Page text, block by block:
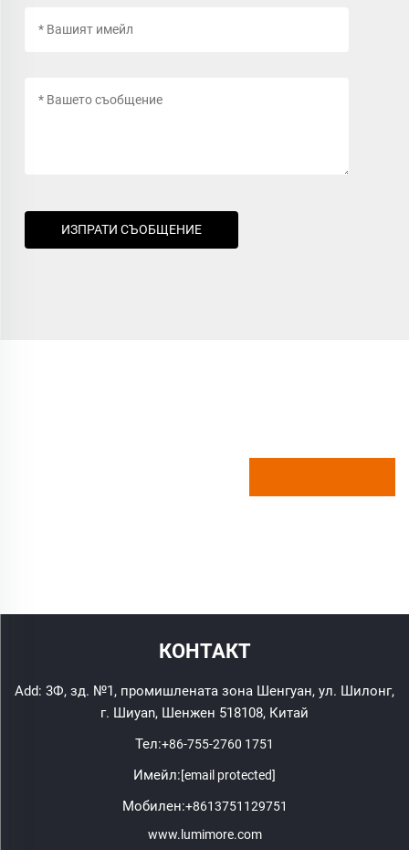
ИЗПРАТИ СЪОБЩЕНИЕ
КОНТАКТ
Add: 3Ф, зд. №1, промишлената зона Шенгуан, ул. Шилонг,
г. Шиyan, Шенжен 518108, Китай
Тел:+86-755-2760 1751
Имейл:[email protected]
Мобилен:+8613751129751
www.lumimore.com